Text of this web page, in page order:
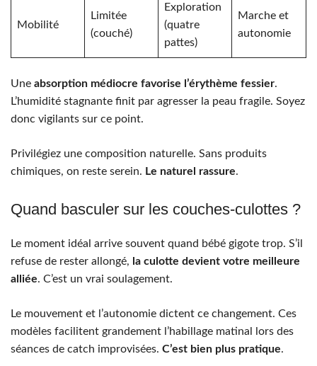
Mobilité
Limitée
(couché)
Exploration
(quatre
pattes)
Marche et
autonomie
Une absorption médiocre favorise l’érythème fessier.
L’humidité stagnante finit par agresser la peau fragile. Soyez
donc vigilants sur ce point.
Privilégiez une composition naturelle. Sans produits
chimiques, on reste serein. Le naturel rassure.
Quand basculer sur les couches-culottes ?
Le moment idéal arrive souvent quand bébé gigote trop. S’il
refuse de rester allongé, la culotte devient votre meilleure
alliée. C’est un vrai soulagement.
Le mouvement et l’autonomie dictent ce changement. Ces
modèles facilitent grandement l’habillage matinal lors des
séances de catch improvisées. C’est bien plus pratique.